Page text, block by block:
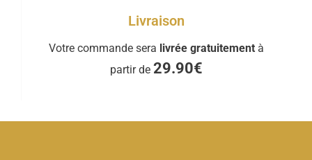
Livraison
Votre commande sera livrée gratuitement à
partir de 29.90€